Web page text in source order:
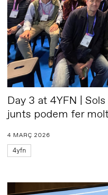
Day 3 at 4YFN |
junts podem fer
4 MARÇ 2026
4yfn